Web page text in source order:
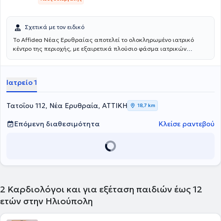
Σχετικά με τον ειδικό
Το Affidea Νέας Ερυθραίας αποτελεί το ολοκληρωμένο ιατρικό
κέντρο της περιοχής, με εξαιρετικά πλούσιο φάσμα ιατρικών
υπηρεσίες, την ουρολογία με δυνατότητα κυστεοσκόπησης, τη
ένας πλήρης ιατρικός προορισμός για κάθε ανάγκη.
Ιατρείο 1
Τατοΐου 112, Νέα Ερυθραία, ΑΤΤΙΚΗ 18,7 km
Επόμενη διαθεσιμότητα Κλείσε ραντεβού
2 Καρδιολόγοι και για εξέταση παιδιών έως 12
ετών στην Ηλιούπολη